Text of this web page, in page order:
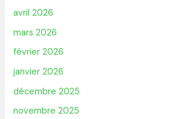
avril 2026
mars 2026
février 2026
janvier 2026
décembre 2025
novembre 2025